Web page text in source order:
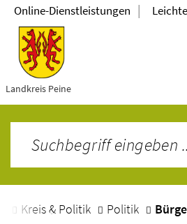
Landkreis Peine
Online-Dienstleistungen |
Kreis & Politik Politik